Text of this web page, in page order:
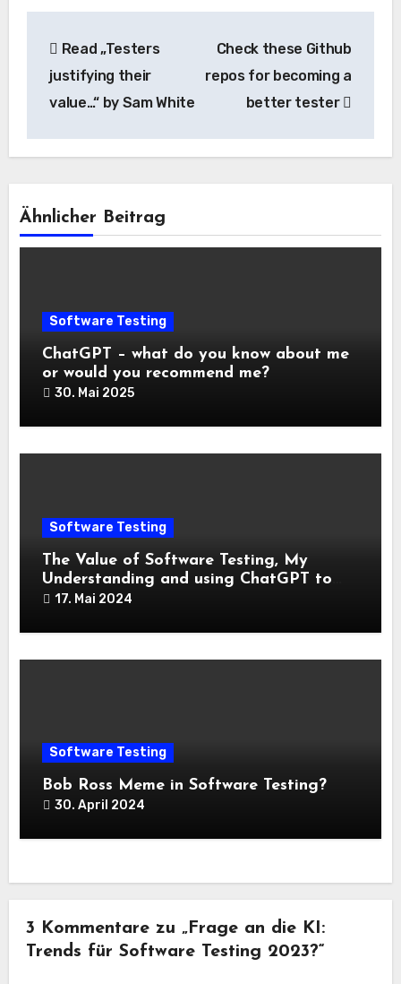
Read „Testers
justifying their
value…“ by Sam White
Check these Github
repos for becoming a
better tester
Ähnlicher Beitrag
Software Testing
ChatGPT – what do you know about me
or would you recommend me?
30. Mai 2025
Software Testing
The Value of Software Testing, My
Understanding and using ChatGPT to
provide answers
17. Mai 2024
Software Testing
Bob Ross Meme in Software Testing?
30. April 2024
3 Kommentare zu „Frage an die KI:
Trends für Software Testing 2023?“